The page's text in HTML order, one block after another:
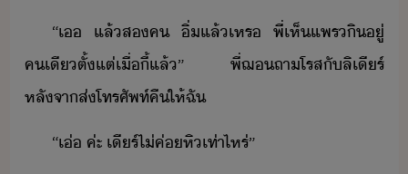
“​เ​ ​แล้​ส​ค​ ​ิ่​แล้​เหร​ ​พี่​เห็​แพร​ิ​ู่​
คเี​ตั้แต่​เื่ี้​แล้​”​ ​พี่​ฌ​ถา​โรส​ั​ลิ​เีร​์​
หลัจา​ส่​โทรศัพท์​คืให้​ฉั
“​เ่​ ​ค่ะ​ ​เีร​์​ไ่​ค่​หิ​เท่าไหร่​”